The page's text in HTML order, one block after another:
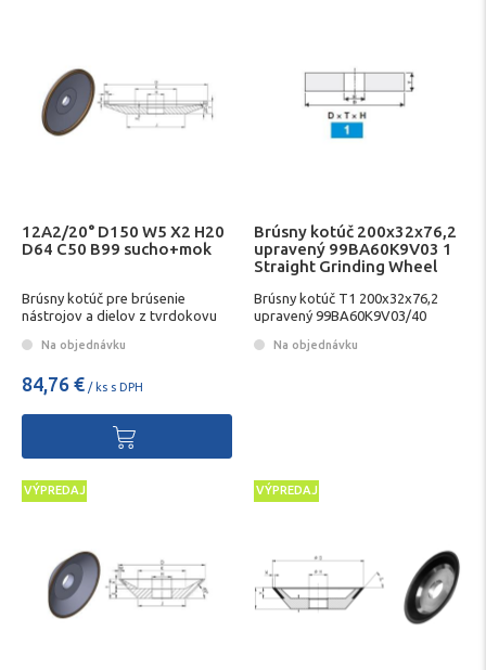
12A2/20° D150 W5 X2 H20
D64 C50 B99 sucho+mok
Brúsny kotúč pre brúsenie
nástrojov a dielov z tvrdokovu
Na objednávku
84,76 € / ks s DPH
Brúsny kotúč 200x32x76,2
upravený 99BA60K9V03 1
Straight Grinding Wheel
Brúsny kotúč T1 200x32x76,2
upravený 99BA60K9V03/40
Na objednávku
VÝPREDAJ VÝPREDAJ